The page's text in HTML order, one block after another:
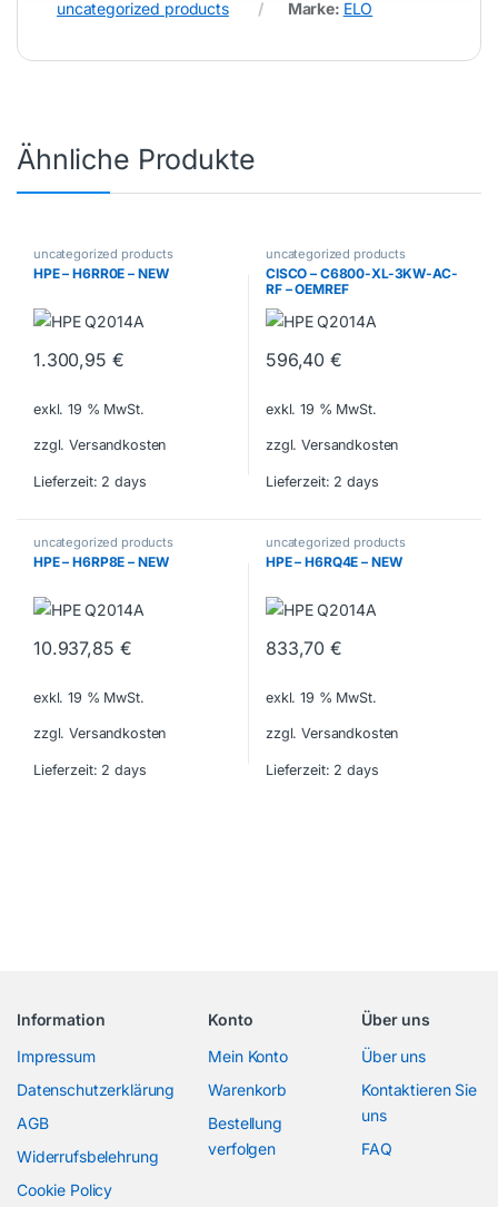
uncategorized products
Marke: ELO
Ähnliche Produkte
uncategorized products
HPE – H6RR0E – NEW
1.300,95 €
exkl. 19 % MwSt.
zzgl. Versandkosten
Lieferzeit: 2 days
uncategorized products
CISCO – C6800-XL-3KW-AC-
RF – OEMREF
596,40€
exkl. 19 % MwSt.
zzgl. Versandkosten
Lieferzeit: 2 days
uncategorized products
HPE – H6RP8E – NEW
10.937,85 €
exkl. 19 % MwSt.
zzgl. Versandkosten
Lieferzeit: 2 days
uncategorized products
HPE – H6RQ4E – NEW
833,70€
exkl. 19 % MwSt.
zzgl. Versandkosten
Lieferzeit: 2 days
Information
Impressum
Datenschutzerklärung
AGB
Widerrufsbelehrung
Cookie Policy
Konto
Mein Konto
Warenkorb
Bestellung
verfolgen
Über uns
Über uns
Kontaktieren Sie
uns
FAQ